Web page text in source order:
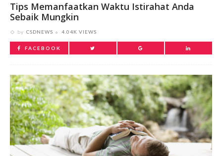
Tips Memanfaatkan Waktu Istirahat Anda
Sebaik Mungkin
by CSDNEWS 4.04K VIEWS
FACEBOOK